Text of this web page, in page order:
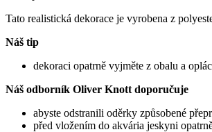
Tato realistická dekorace je vyrobena z
Náš tip
dekoraci opatrně vyjměte z obalu a
Náš odborník Oliver Knott doporučuje
abyste odstranili oděrky způsobené
před vložením do akvária jeskyni